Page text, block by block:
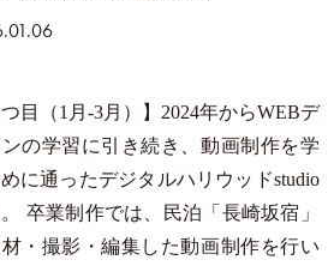
つ目（1月-3月）】2024年からWEBデ
の学習に引き続き、動画制作を学
に通ったデジタルハリウッドstudio
卒業制作では、民泊「長崎坂宿」
・撮影・編集した動画制作を行い